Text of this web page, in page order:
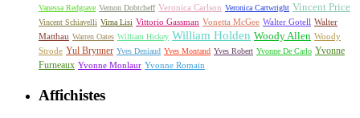
Vanessa Redgrave Vernon Dobtcheff Veronica Carlson Veronica Cartwright Vincent Price
Vincent Schiavelli Virna Lisi Vittorio Gassman Vonetta McGee Walter Gotell Walter
Matthau Warren Oates William Hickey William Holden Woody Allen Woody
Strode Yul Brynner Yves Deniaud Yves Montand Yves Robert Yvonne De Carlo Yvonne
Furneaux Yvonne Monlaur Yvonne Romain
Affichistes